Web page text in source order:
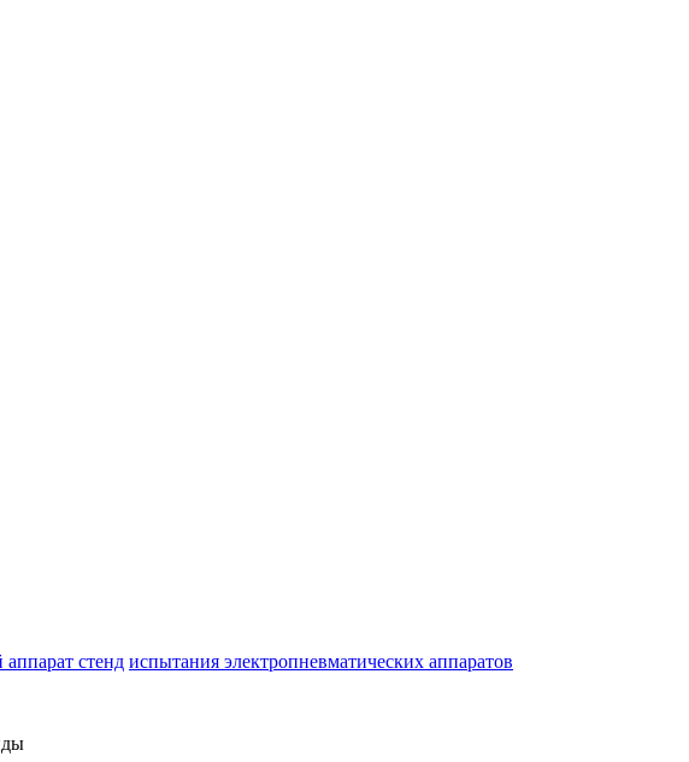
стенд испытания электропневматических аппаратов